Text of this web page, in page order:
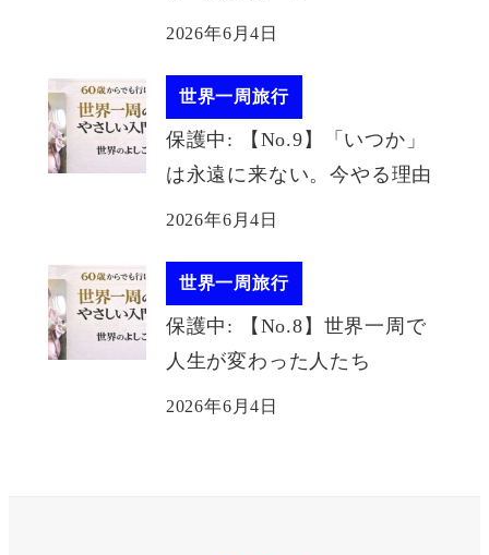
2026年6月4日
世界一周旅行
保護中: 【No.9】「いつか」
は永遠に来ない。今やる理由
2026年6月4日
世界一周旅行
保護中: 【No.8】世界一周で
人生が変わった人たち
2026年6月4日